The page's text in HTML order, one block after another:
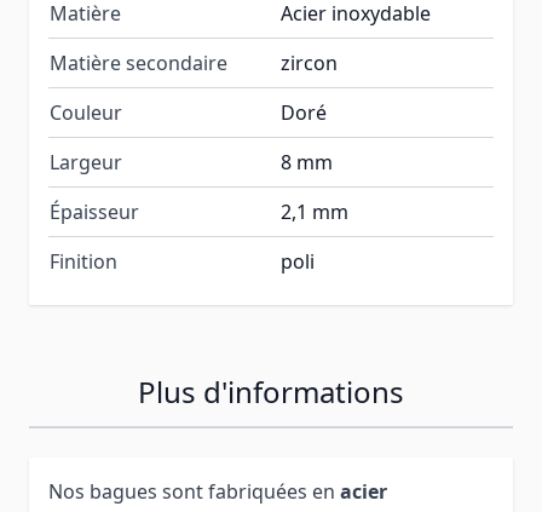
Matière
Acier inoxydable
Matière secondaire
zircon
Couleur
Doré
Largeur
8 mm
Épaisseur
2,1 mm
Finition
poli
Plus d'informations
Nos bagues sont fabriquées en acier